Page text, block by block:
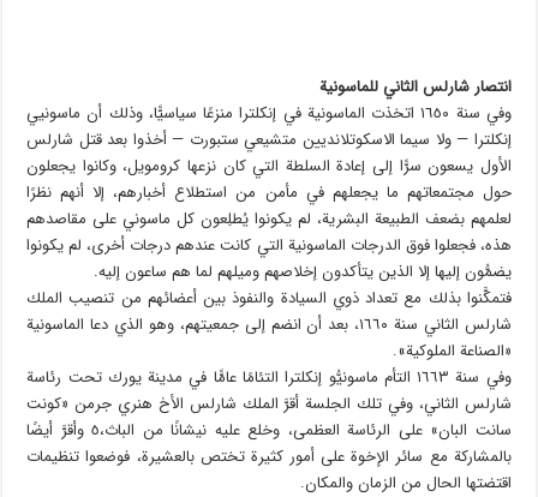
انتصار شارلس الثاني للماسونية
وفي سنة ١٦٥٠ اتخذت الماسونية في إنكلترا منزعًا سياسيًّا، وذلك أن ماسونيي
إنكلترا — ولا سيما الاسكوتلانديين متشيعي ستبورت — أخذوا بعد قتل شارلس
الأول يسعون سرًّا إلى إعادة السلطة التي كان نزعها كرومويل، وكانوا يجعلون
حول مجتمعاتهم ما يجعلهم في مأمن من استطلاع أخبارهم، إلا أنهم نظرًا
لعلمهم بضعف الطبيعة البشرية، لم يكونوا يُطلِعون كل ماسوني على مقاصدهم
هذه، فجعلوا فوق الدرجات الماسونية التي كانت عندهم درجات أخرى، لم يكونوا
يضمُّون إليها إلا الذين يتأكدون إخلاصهم وميلهم لما هم ساعون إليه.
فتمكَّنوا بذلك مع تعداد ذوي السيادة والنفوذ بين أعضائهم من تنصيب الملك
شارلس الثاني سنة ١٦٦٠، بعد أن انضم إلى جمعيتهم، وهو الذي دعا الماسونية
«الصناعة الملوكية».
وفي سنة ١٦٦٣ التأم ماسونيُّو إنكلترا التئامًا عامًّا في مدينة يورك تحت رئاسة
شارلس الثاني، وفي تلك الجلسة أقرَّ الملك شارلس الأخ هنري جرمن «كونت
سانت البان» على الرئاسة العظمى، وخلع عليه نيشانًا من الباث،٥ وأقرَّ أيضًا
بالمشاركة مع سائر الإخوة على أمور كثيرة تختص بالعشيرة، فوضعوا تنظيمات
اقتضتها الحال من الزمان والمكان.